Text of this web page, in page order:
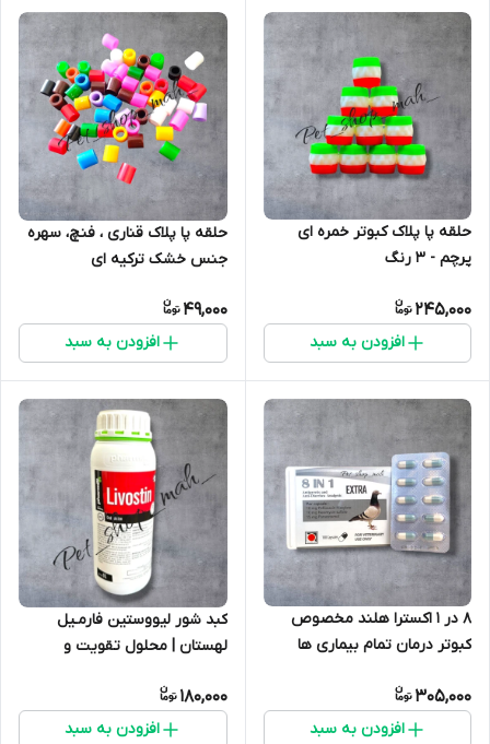
حلقه پا پلاک کبوتر خمره ای
پرچم - 3 رنگ
245,000
افزودن به سبد
حلقه پا پلاک قناری ، فنچ، سهره
جنس خشک ترکیه ای
49,000
افزودن به سبد
8 در 1 اکسترا هلند مخصوص
کبوتر درمان تمام بیماری ها
305,000
افزودن به سبد
کبد شور لیووستین فارمـیل
لهستان | محلول تقویت و
180,000
افزودن به سبد